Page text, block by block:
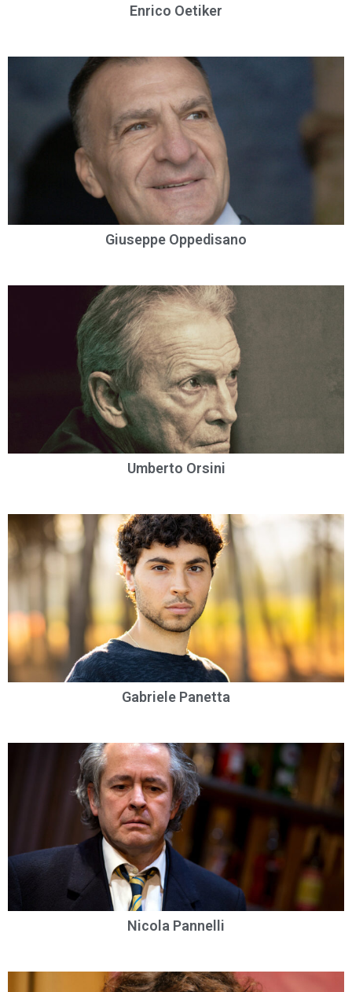
Enrico Oetiker
Giuseppe Oppedisano
Umberto Orsini
Gabriele Panetta
Nicola Pannelli